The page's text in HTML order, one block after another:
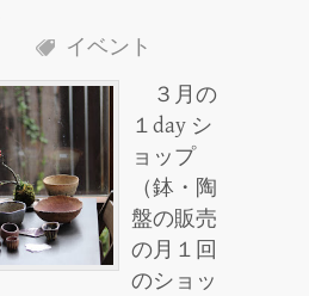
イベント
３月の
１day シ
ョップ
（鉢・陶
盤の販売
の月１回
のショッ